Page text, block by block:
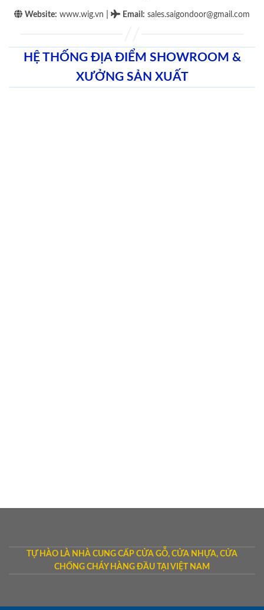
Website: www.wig.vn Email : sales.saigondoor@gmail.com
HỆ THỐNG ĐỊA ĐIỂM SHOWROOM &
XƯỞNG SẢN XUẤT
TỰ HÀO LÀ NHÀ CUNG CẤP CỬA GỖ, CỬA NHỰA, CỬA
CHỐNG CHÁY HÀNG ĐẦU TẠI VIỆT NAM